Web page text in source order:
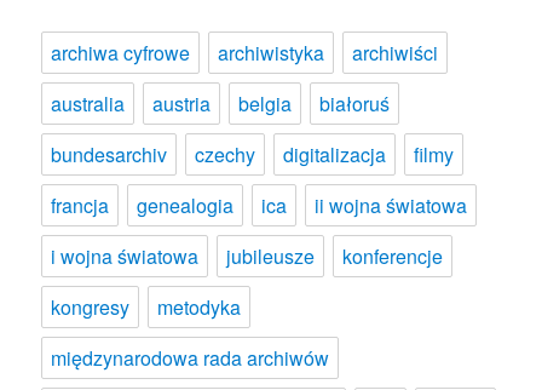
archiwa cyfrowe archiwistyka
archiwiści
australia
austria belgia
białoruś
bundesarchiv
czechy digitalizacja
filmy
francja
genealogia ica
ii wojna światowa
i wojna światowa
jubileusze
konferencje
kongresy
metodyka
międzynarodowa rada archiwów